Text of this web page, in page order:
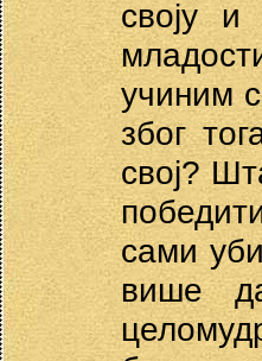
своју
учиним
због
свој?
сами
више